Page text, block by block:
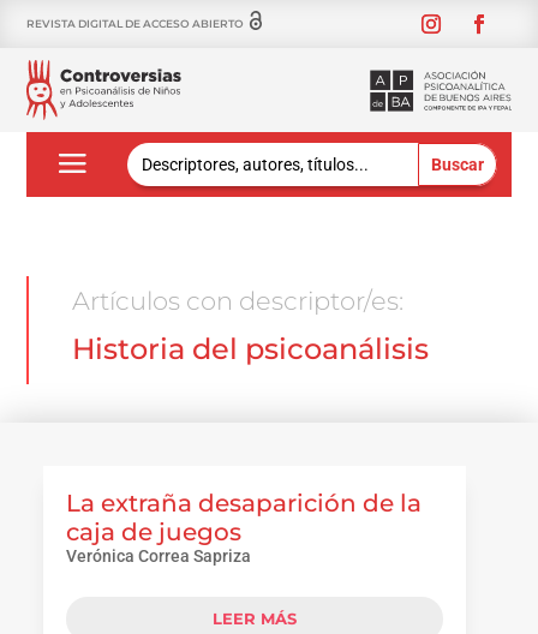
REVISTA DIGITAL DE ACCESO ABIERTO
Buscar:
Artículos con descriptor/es:
Historia del psicoanálisis
La extraña desaparición de la
caja de juegos
Verónica Correa Sapriza
LEER MÁS